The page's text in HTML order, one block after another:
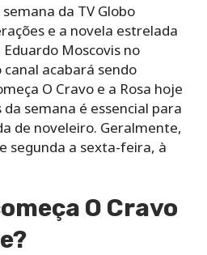
da TV Globo
e a novela estrelada
Moscovis no
acabará sendo
O Cravo e a Rosa hoje
da semana é essencial para
de noveleiro. Geralmente,
segunda a sexta-feira, à
O Cravo